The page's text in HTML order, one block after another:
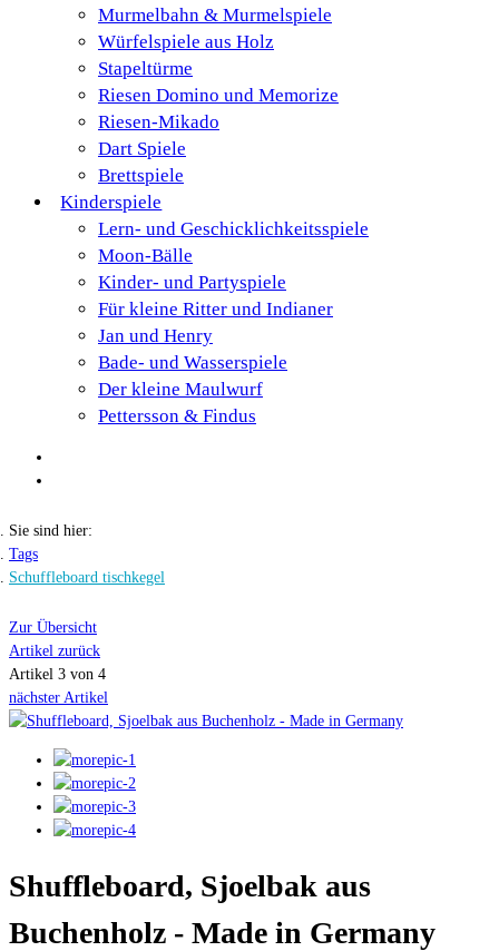
Murmelbahn & Murmelspiele
Würfelspiele aus Holz
Stapeltürme
Riesen Domino und Memorize
Riesen-Mikado
Dart Spiele
Brettspiele
Kinderspiele
Lern- und Geschicklichkeitsspiele
Moon-Bälle
Kinder- und Partyspiele
Für kleine Ritter und Indianer
Jan und Henry
Bade- und Wasserspiele
Der kleine Maulwurf
Pettersson & Findus
Sie sind hier:
Tags
Schuffleboard tischkegel
Zur Übersicht
Artikel zurück
Artikel 3 von 4
nächster Artikel
Shuffleboard, Sjoelbak aus
Buchenholz - Made in Germany